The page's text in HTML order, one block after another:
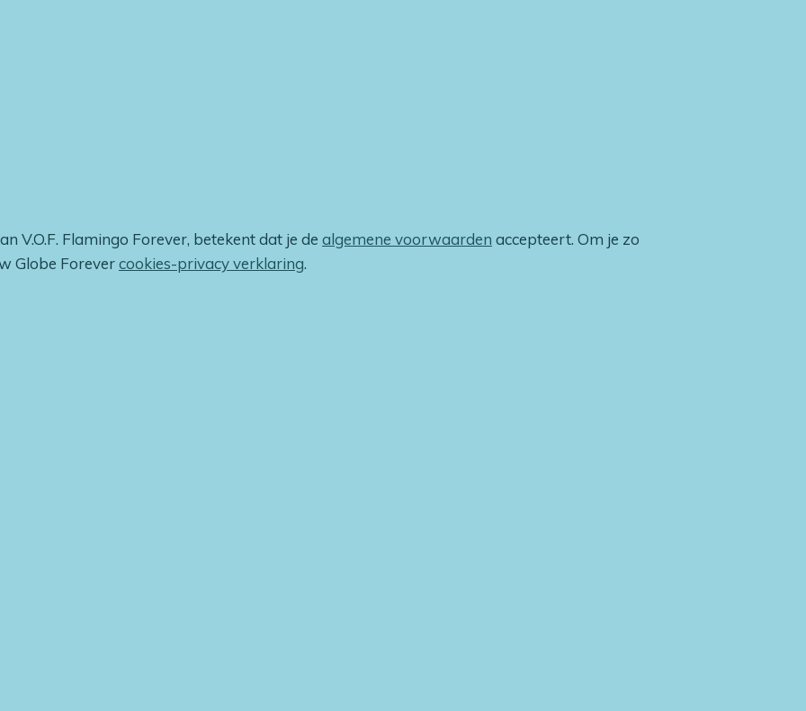
V.O.F. Flamingo Forever, betekent dat je de algemene voorwaarden accepteert. Om je zo
Globe Forevercookies-privacy verklaring.